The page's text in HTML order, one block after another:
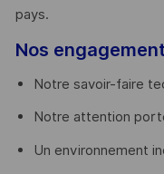
pays. ​
Nos
Notre savoir-faire
Notre attention
Un environnement